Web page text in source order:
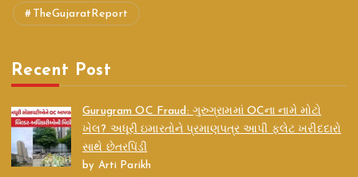
TheGujaratReport
Recent Post
Gurugram OC Fraud: ગુરુગ્રામમાં OCના નામે મોટો
ખેલ? અધૂરી ઇમારતોને પ્રમાણપત્ર આપી ફ્લેટ ખરીદદારો
સાથે છેતરપિંડી
by Arti Parikh